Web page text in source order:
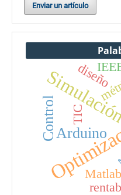
Enviar un artículo
Arduino
Control TIC
Matlab
diseño